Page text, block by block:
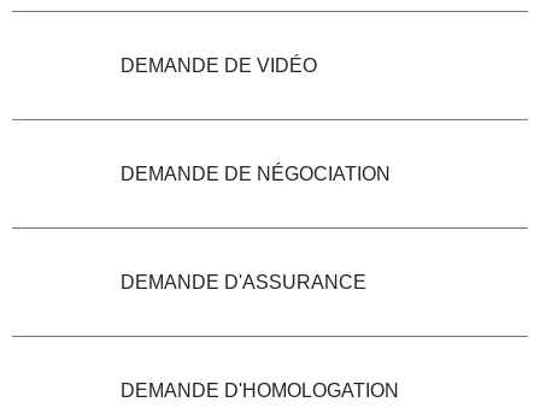
DEMANDE DE VIDÉO
DEMANDE DE NÉGOCIATION
DEMANDE D'ASSURANCE
DEMANDE D'HOMOLOGATION